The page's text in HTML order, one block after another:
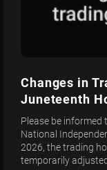
Changes in
Juneteenth
Please be
National
2026, the trading
temporarily adjusted.